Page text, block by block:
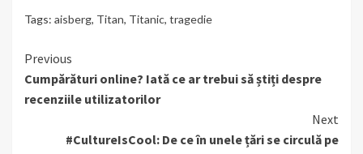
Tags: aisberg, Titan, Titanic, tragedie
Continue
Reading
Previous
Cumpărături online? Iată ce ar trebui să știți despre
recenziile utilizatorilor
Next
#CultureIsCool: De ce în unele țări se circulă pe